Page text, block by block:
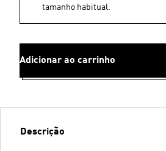
tamanho habitual.
Adicionar ao carrinho
Descrição